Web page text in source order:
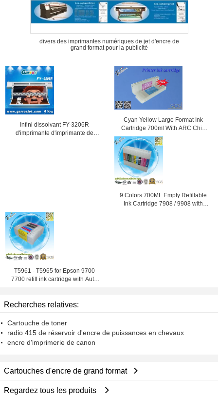
divers des imprimantes numériques de jet d'encre de
grand format pour la publicité
Infini dissolvant FY-3206R
d'imprimante d'imprimante de
Cyan Yellow Large Format Ink
Cartridge 700ml With ARC Chip
For Epson
9 Colors 700ML Empty Refillable
Ink Cartridge 7908 / 9908 with
T5961 - T5965 for Epson 9700
7700 refill ink cartridge with Auto
Recherches relatives:
Cartouche de toner
radio 415 de réservoir d'encre de puissances en chevaux
encre d'imprimerie de canon
Cartouches d'encre de grand format
Regardez tous les produits